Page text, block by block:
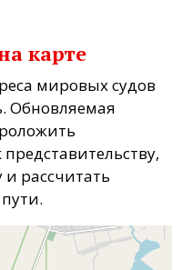
карте
мировых судов
Обновляемая
и рассчитать